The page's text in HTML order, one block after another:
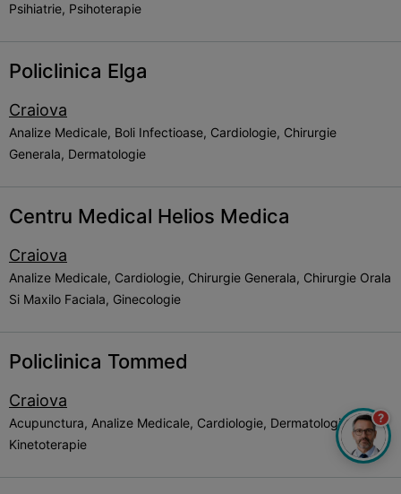
Psihiatrie, Psihoterapie
Policlinica Elga
Craiova
Analize Medicale, Boli Infectioase, Cardiologie, Chirurgie
Generala, Dermatologie
Centru Medical Helios Medica
Craiova
Analize Medicale, Cardiologie, Chirurgie Generala, Chirurgie Orala
Si Maxilo Faciala, Ginecologie
Policlinica Tommed
Craiova
Acupunctura, Analize Medicale, Cardiologie, Dermatologie,
Kinetoterapie
?